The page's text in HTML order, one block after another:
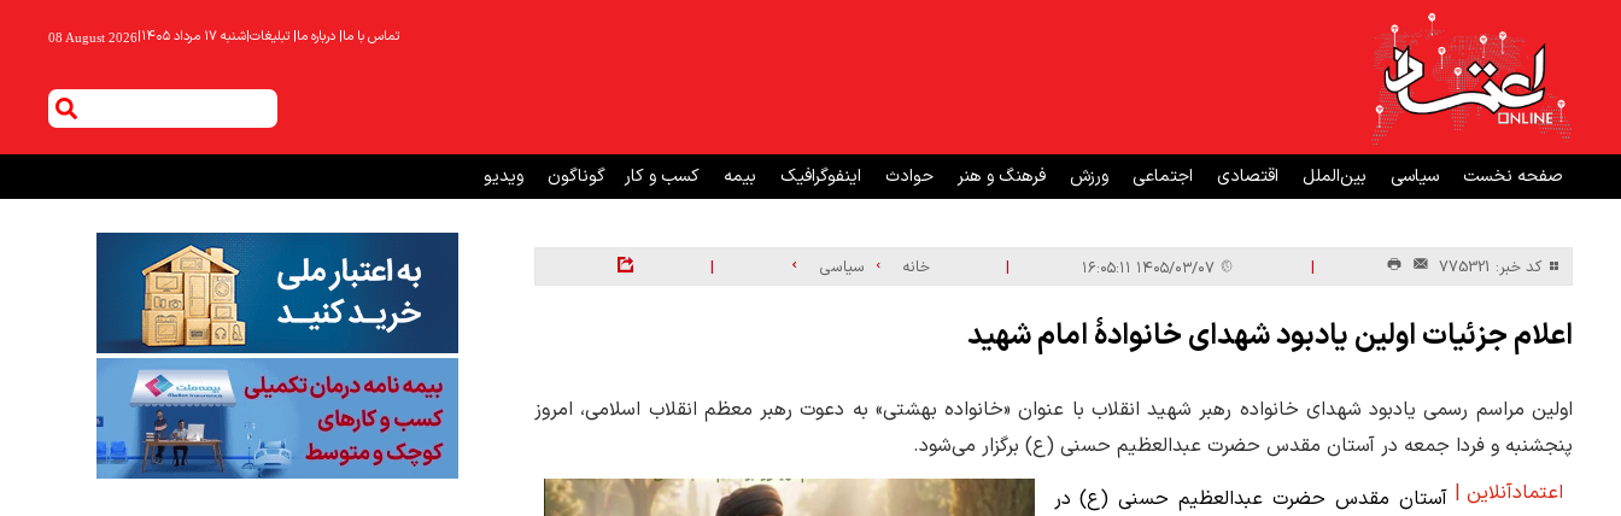
تماس با ما| درباره ما| تبلیغات|شنبه ۱۷ مرداد ۱۴۰۵ |
08 August 2026
صفحه نخست سیاسی بین‌الملل اقتصادی اجتماعی ورزش فرهنگ و هنر حوادث اینفوگرافیک بیمه کسب و کار گوناگون ویدیو
کد خبر: 775321 |
| خانه سیاسی |
اعلام جزئیات اولین یادبود شهدای خانوادۀ امام شهید
اولین مراسم رسمی یادبود شهدای خانواده رهبر شهید انقلاب با عنوان «خانواده بهشتی» به دعوت رهبر معظم انقلاب اسلامی، امروز
پنجشنبه و فردا جمعه در آستان مقدس حضرت عبدالعظیم حسنی (ع) برگزار می‌شود.
اعتمادآنلاین | آستان مقدس حضرت عبدالعظیم حسنی (ع) در